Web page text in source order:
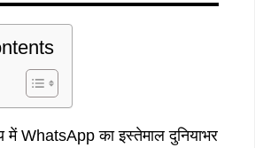
WhatsApp का इस्तेमाल दुनियाभर